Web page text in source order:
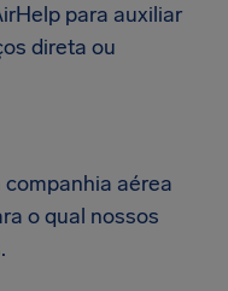
para auxiliar
direta ou
companhia aérea
o qual nossos